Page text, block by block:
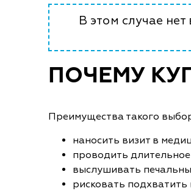
В этом случае
ПОЧЕМУ
Преимущества такого
наносить визит в
проводить
выслушивать
рисковать